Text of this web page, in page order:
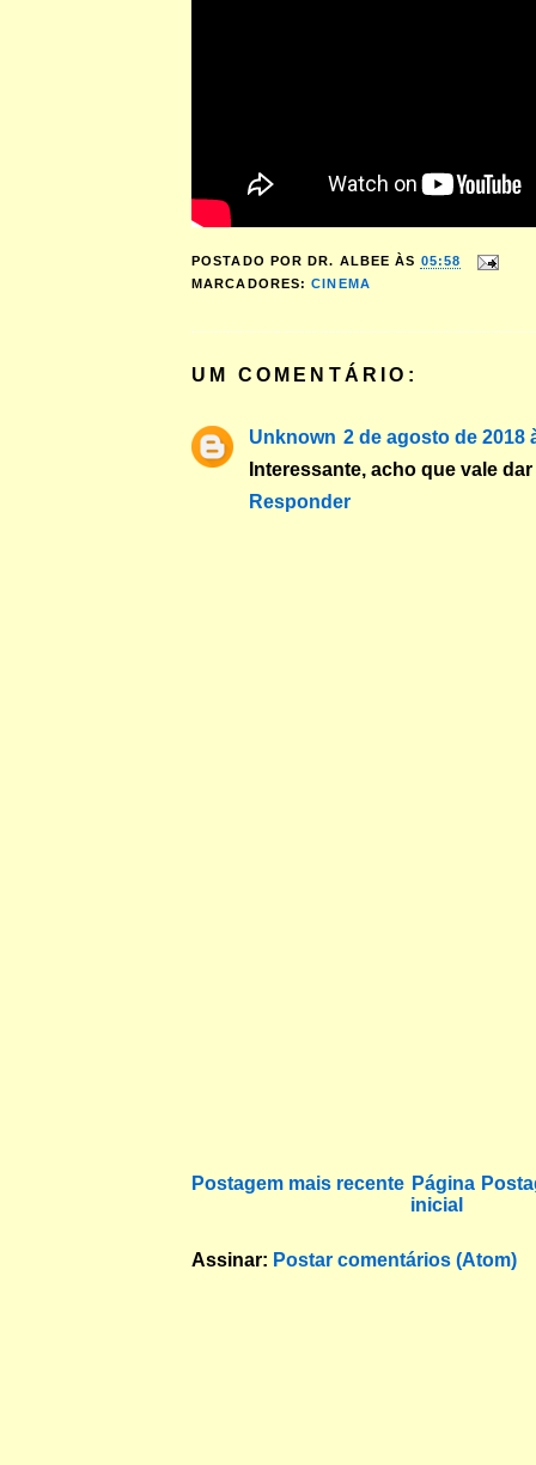
POSTADO POR DR. ALBEE ÀS 05:58
MARCADORES:CINEMA
UM COMENTÁRIO:
Unknown 2 de agosto de 2018
Interessante, acho que vale
Responder
Postagem mais recente Página
inicial
Assinar: Postar comentários (Atom)